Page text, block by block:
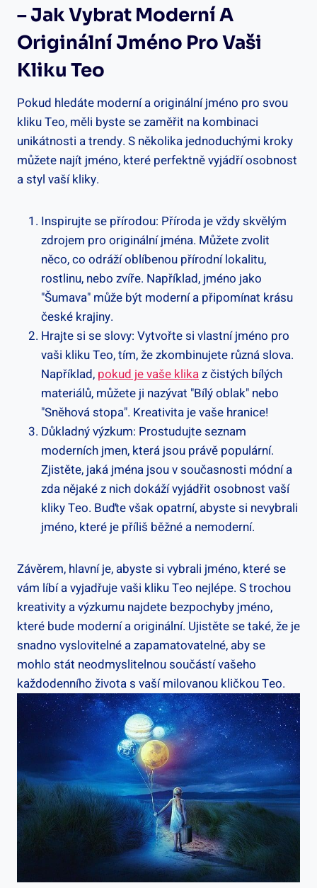
– Jak Vybrat Moderní A
Originální Jméno Pro Vaši
Kliku Teo
Pokud hledáte ‍moderní a originální jméno pro svou
kliku Teo, měli byste se zaměřit na kombinaci
unikátnosti a trendy. S několika jednoduchými⁣ kroky
můžete najít ​jméno, které perfektně vyjádří osobnost
a styl⁤ vaší kliky.
Inspirujte se přírodou: Příroda je vždy ​skvělým
zdrojem pro originální jména. ⁣Můžete zvolit
něco,​ co⁢ odráží ​oblíbenou přírodní lokalitu,
‌rostlinu, nebo zvíře. Například, jméno jako ‌
"Šumava" může být moderní a připomínat krásu
české krajiny.
Hrajte si⁤ se slovy: Vytvořte si vlastní jméno pro
vaši kliku Teo, tím, že‍ zkombinujete⁢ různá slova.
Například, pokud je vaše klikaz čistých bílých
materiálů, ‍můžete ji nazývat "Bílý oblak" nebo
"Sněhová stopa". Kreativita je vaše hranice!
Důkladný výzkum: Prostudujte‍ seznam
moderních jmen, která jsou​ právě populární.
Zjistěte, jaká‌ jména jsou v současnosti módní a​
zda nějaké z​ nich dokáží vyjádřit osobnost vaší
kliky Teo. Buďte však opatrní, abyste si nevybrali
jméno, které je příliš běžné a nemoderní.
Závěrem, ⁣hlavní je,⁤ abyste si vybrali jméno, které se
vám líbí a vyjadřuje vaši ‌kliku‍ Teo nejlépe. S trochou
kreativity a výzkumu najdete bezpochyby jméno,
které bude moderní a originální. Ujistěte se také, že je
snadno vyslovitelné a ⁢zapamatovatelné, aby se
mohlo stát neodmyslitelnou součástí vašeho
každodenního života s vaší milovanou kličkou Teo.